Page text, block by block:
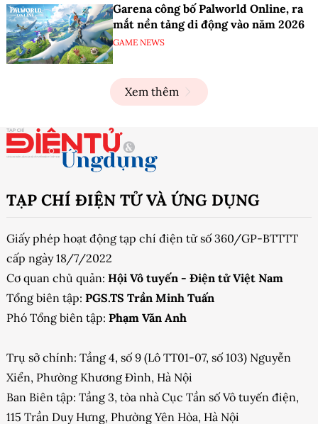
Garena công bố Palworld Online, ra
mắt nền tảng di động vào năm 2026
GAME NEWS
Xem thêm
TẠP CHÍ ĐIỆN TỬ VÀ ỨNG DỤNG
Giấy phép hoạt động tạp chí điện tử số 360/GP-BTTTT
cấp ngày 18/7/2022
Cơ quan chủ quản: Hội Vô tuyến - Điện tử Việt Nam
Tổng biên tập: PGS.TS Trần Minh Tuấn
Phó Tổng biên tập: Phạm Văn Anh
Trụ sở chính: Tầng 4, số 9 (Lô TT01-07, số 103) Nguyễn
Xiển, Phường Khương Đình, Hà Nội
Ban Biên tập: Tầng 3, tòa nhà Cục Tần số Vô tuyến điện,
115 Trần Duy Hưng, Phường Yên Hòa, Hà Nội